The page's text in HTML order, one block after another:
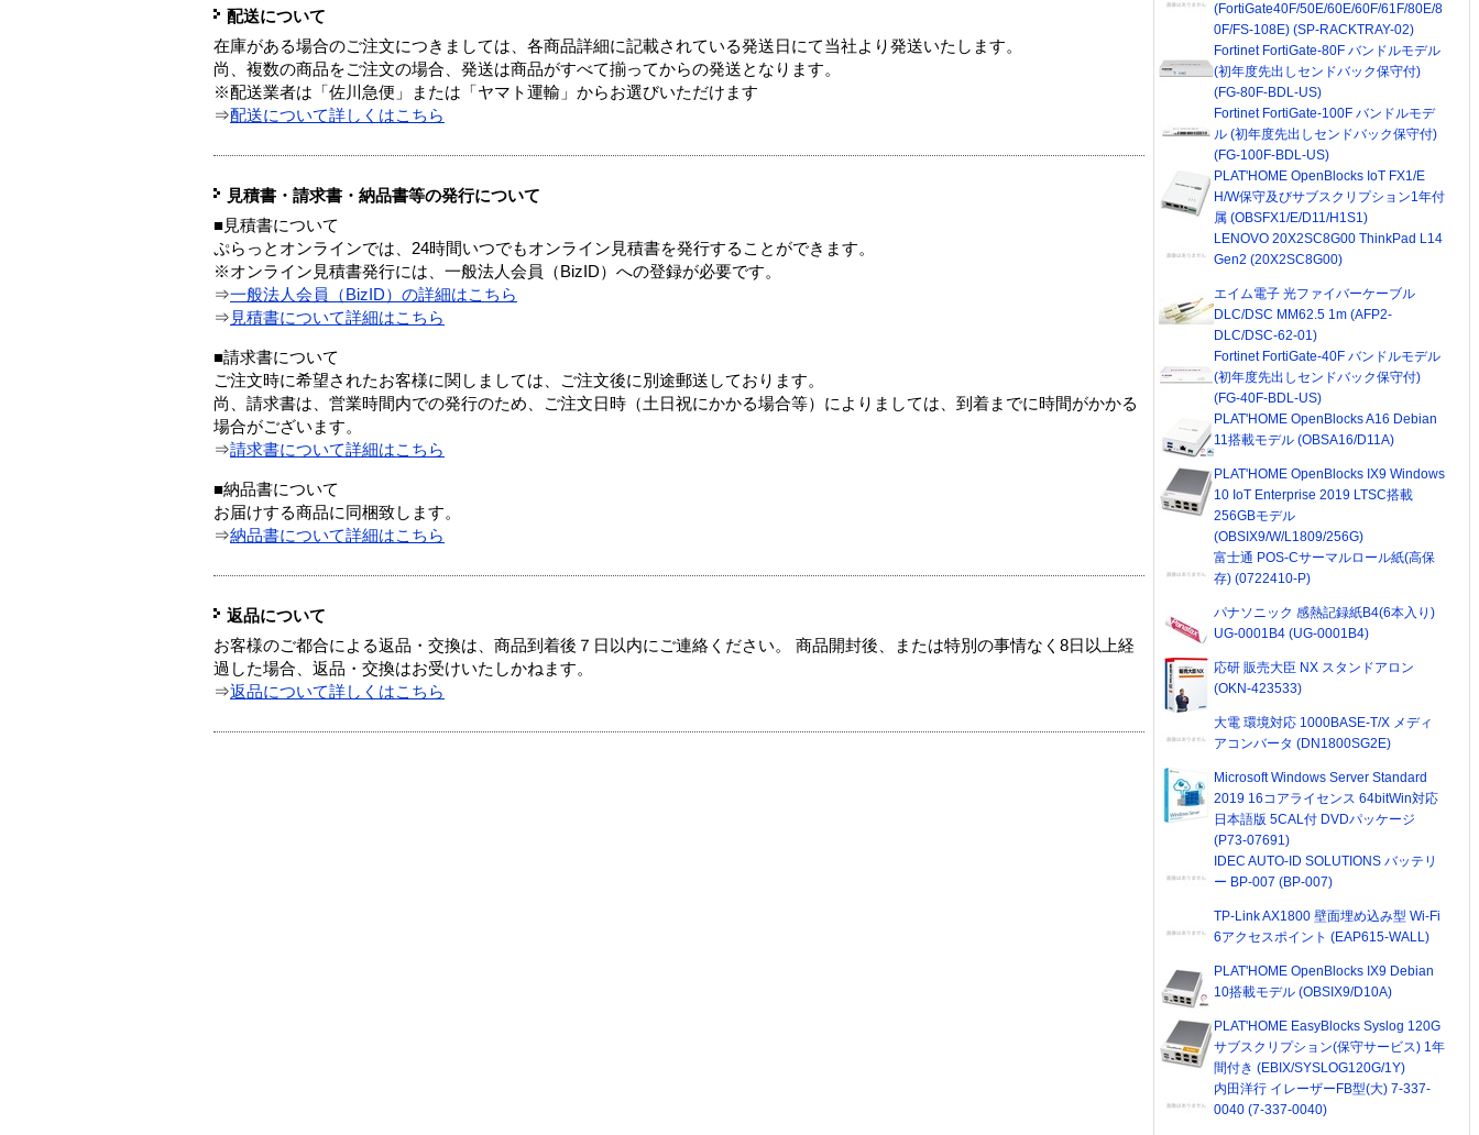
配送について
在庫がある場合のご注文につきましては、各商品詳細に記載されている発送日にて当社より発送いたします。
尚、複数の商品をご注文の場合、発送は商品がすべて揃ってからの発送となります。
※配送業者は「佐川急便」または「ヤマト運輸」からお選びいただけます
⇒配送について詳しくはこちら
見積書・請求書・納品書等の発行について
■見積書について
ぷらっとオンラインでは、24時間いつでもオンライン見積書を発行することができます。
※オンライン見積書発行には、一般法人会員（BizID）への登録が必要です。
⇒一般法人会員（BizID）の詳細はこちら
⇒ 見積書について詳細はこちら
■請求書について
ご注文時に希望されたお客様に関しましては、ご注文後に別途郵送しております。
尚、請求書は、営業時間内での発行のため、ご注文日時（土日祝にかかる場合等）によりましては、到着までに時間がかかる
場合がございます。
⇒請求書について詳細はこちら
■納品書について
お届けする商品に同梱致します。
⇒納品書について詳細はこちら
返品について
お客様のご都合による返品・交換は、商品到着後７日以内にご連絡ください。 商品開封後、または特別の事情なく8日以上経
過した場合、返品・交換はお受けいたしかねます。
⇒返品について詳しくはこちら
(FortiGate40F/50E/60E/60F/61F/80E/8
0F/FS-108E) (SP-RACKTRAY-02)
Fortinet FortiGate-80F バンドルモデル
(初年度先出しセンドバック保守付)
(FG-80F-BDL-US)
Fortinet FortiGate-100F バンドルモデ
ル (初年度先出しセンドバック保守付)
(FG-100F-BDL-US)
PLAT'HOME OpenBlocks IoT FX1/E
H/W保守及びサブスクリプション1年付
属 (OBSFX1/E/D11/H1S1)
LENOVO 20X2SC8G00 ThinkPad L14
Gen2 (20X2SC8G00)
エイム電子 光ファイバーケーブル
DLC/DSC MM62.5 1m (AFP2-
DLC/DSC-62-01)
Fortinet FortiGate-40F バンドルモデル
(初年度先出しセンドバック保守付)
(FG-40F-BDL-US)
PLAT'HOME OpenBlocks A16 Debian
11搭載モデル (OBSA16/D11A)
PLAT'HOME OpenBlocks IX9 Windows
10 IoT Enterprise 2019 LTSC搭載
256GBモデル
(OBSIX9/W/L1809/256G)
富士通 POS-Cサーマルロール紙(高保
存) (0722410-P)
パナソニック 感熱記録紙B4(6本入り)
UG-0001B4 (UG-0001B4)
応研 販売大臣 NX スタンドアロン
(OKN-423533)
大電 環境対応 1000BASE-T/X メディ
アコンバータ (DN1800SG2E)
Microsoft Windows Server Standard
2019 16コアライセンス 64bitWin対応
日本語版 5CAL付 DVDパッケージ
(P73-07691)
IDEC AUTO-ID SOLUTIONS バッテリ
ー BP-007 (BP-007)
TP-Link AX1800 壁面埋め込み型 Wi-Fi
6アクセスポイント (EAP615-WALL)
PLAT'HOME OpenBlocks IX9 Debian
10搭載モデル (OBSIX9/D10A)
PLAT'HOME EasyBlocks Syslog 120G
サブスクリプション(保守サービス) 1年
間付き (EBIX/SYSLOG120G/1Y)
内田洋行 イレーザーFB型(大) 7-337-
0040 (7-337-0040)